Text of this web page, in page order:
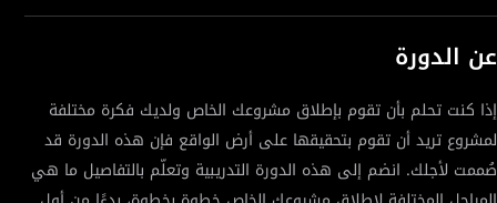
عن الدورة
إذا كنت تحلم بأن تقوم بإطلاق مشروعك الخاص ولديك فكرة مختلفة
لمشروع تريد أن تقوم بتحقيقها على أرض الواقع فإن هذه الدورة قد
صُممت لأجلك. انضم إلى هذه الدورة التدريبية وتعلّم بالتفاصيل ما هي